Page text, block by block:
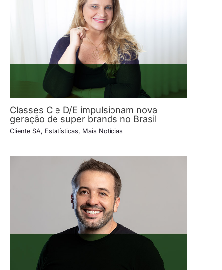
Classes C e D/E impulsionam nova
geração de super brands no Brasil
Cliente SA, Estatísticas, Mais Notícias